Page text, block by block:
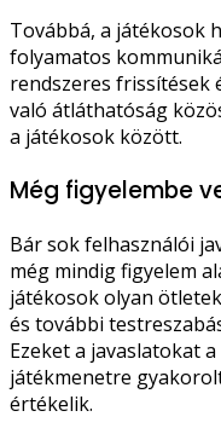
Továbbá, a játékosok
folyamatos
rendszeres frissítések
való átláthatóság
a játékosok között.
Még figyelembe
Bár sok felhasználói
még mindig figyelem
játékosok olyan
és további
Ezeket a javaslatokat
játékmenetre
értékelik.